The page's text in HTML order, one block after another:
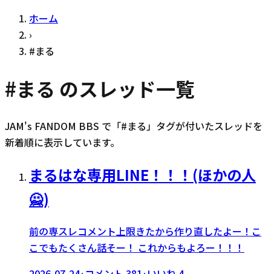
ホーム
›
#まる
#まる のスレッド一覧
JAM's FANDOM BBS で「#まる」タグが付いたスレッドを
新着順に表示しています。
まるはな専用LINE！！！(ほかの人
🙅)
前の専スレコメント上限きたから作り直したよー！こ
こでもたくさん話そー！ これからもよろー！！！